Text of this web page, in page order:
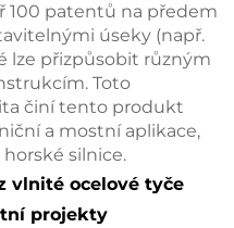
100 patentů na předem
úseky (např.
lze přizpůsobit různým
Toto
činí tento produkt
a mostní aplikace,
silnice.
vlnité ocelové tyče
projekty